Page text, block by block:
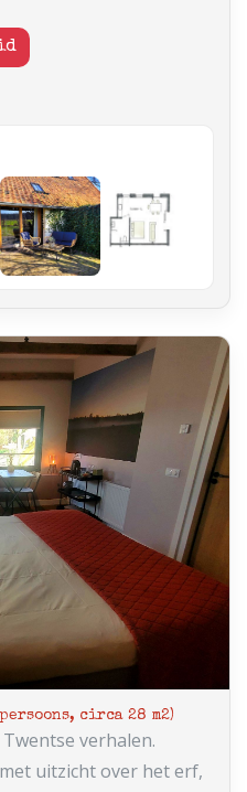
circa 28 m2)
verhalen.
uitzicht over het erf,